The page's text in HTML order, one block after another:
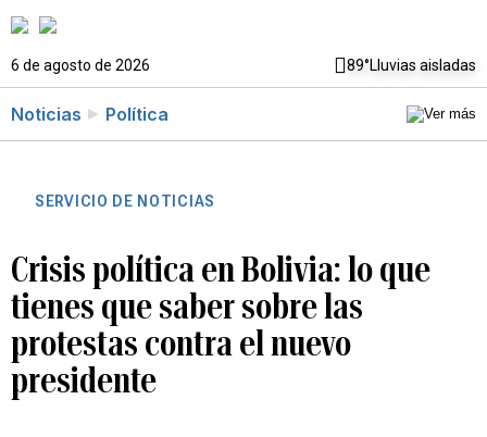
6 de agosto de 2026 89°Lluvias aisladas
Noticias Política
SERVICIO DE NOTICIAS
Crisis política en Bolivia: lo que
tienes que saber sobre las
protestas contra el nuevo
presidente